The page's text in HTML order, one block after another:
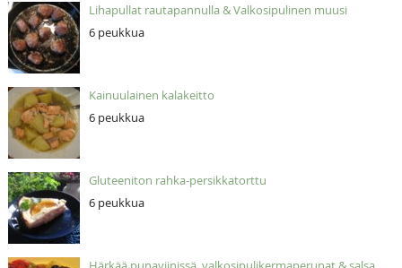
Lihapullat rautapannulla & Valkosipulinen muusi
6 peukkua
Kainuulainen kalakeitto
6 peukkua
Gluteeniton rahka-persikkatorttu
6 peukkua